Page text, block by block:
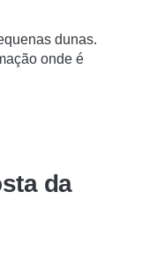
dunas.
onde é
da